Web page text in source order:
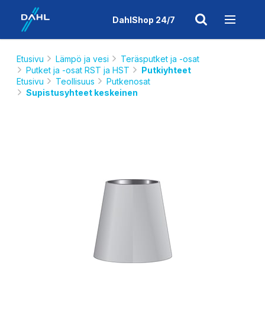
DahlShop 24/7
Etusivu Lämpö ja vesi
Teräsputket ja -osat
Putket ja -osat RST ja HST
Putkiyhteet
Etusivu
Teollisuus
Putkenosat
Supistusyhteet keskeinen